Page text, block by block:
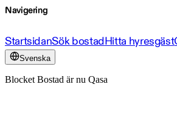
Navigering
StartsidanSök bostadHitta hyresgäst
Svenska
Blocket Bostad är nu Qasa